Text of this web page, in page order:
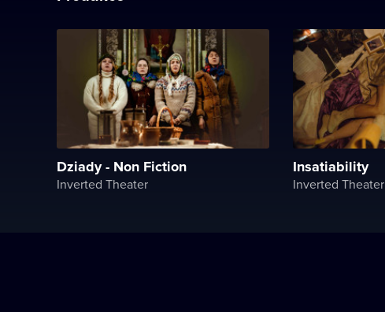
Dziady - Non Fiction
Inverted Theater
Insatiability
Inverted Theater